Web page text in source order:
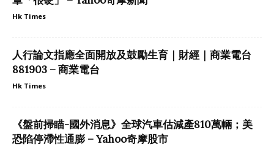
Hk Times
人行論文指應全面開放及鼓勵生育｜財經｜商業電台
881903 – 商業電台
Hk Times
《盤前掃瞄-國外消息》全球汽車估減產810萬輛；美
恐陷停滯性通膨 – Yahoo奇摩股市